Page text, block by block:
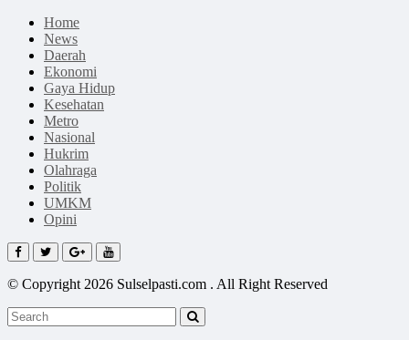
Home
News
Daerah
Ekonomi
Gaya Hidup
Kesehatan
Metro
Nasional
Hukrim
Olahraga
Politik
UMKM
Opini
© Copyright 2026 Sulselpasti.com . All Right Reserved